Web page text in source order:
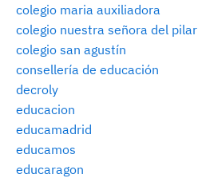
colegio maria auxiliadora
colegio nuestra señora del pilar
colegio san agustín
consellería de educación
decroly
educacion
educamadrid
educamos
educaragon